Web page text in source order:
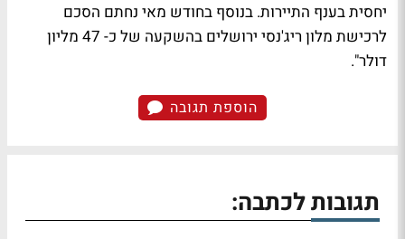
יחסית בענף התיירות. בנוסף בחודש מאי נחתם הסכם
לרכישת מלון ריג'נסי ירושלים בהשקעה של כ- 47 מליון
דולר".
הוספת תגובה
תגובות לכתבה: